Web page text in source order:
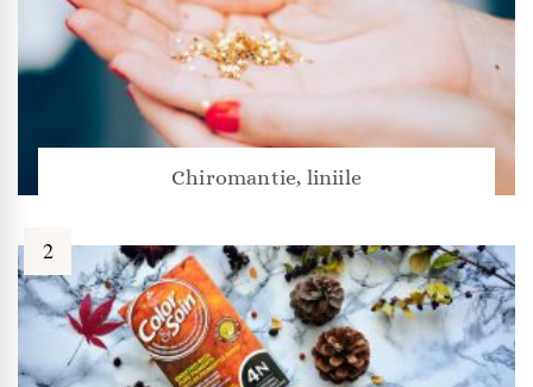
Chiromantie, liniile